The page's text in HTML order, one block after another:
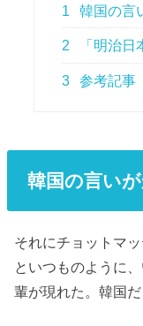
1 韓国の言
2 「明治日
3 参考記事
韓国の言いが
それにチョットマ
といつものように
輩が現れた。韓国だ